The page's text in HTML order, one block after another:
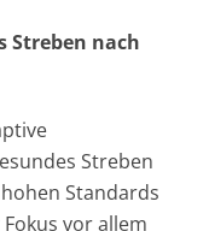
Streben nach
Streben
Standards
vor allem